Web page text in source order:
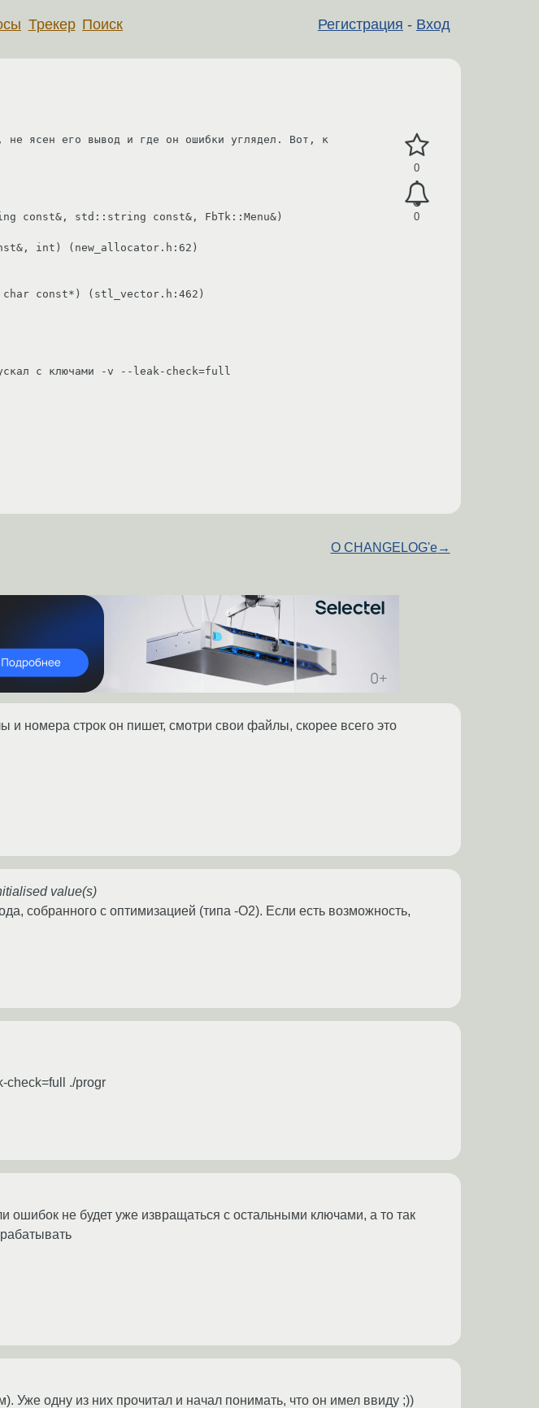
Регистрация - Вход
Трекер Поиск
0
0
не ясен его вывод и где он ошибки углядел. Вот, к
const&, std::string const&, FbTk::Menu&)
int) (new_allocator.h:62)
char const*) (stl_vector.h:462)
с ключами -v --leak-check=full
О CHANGELOG'е→
номера строк он пишет, смотри свои файлы, скорее всего это
value(s)
собранного с оптимизацией (типа -O2). Если есть возможность,
check=full ./progr
ошибок не будет уже извращаться с остальными ключами, а то так
Уже одну из них прочитал и начал понимать, что он имел ввиду ;))